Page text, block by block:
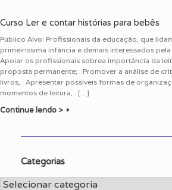
Curso Ler e contar histórias para bebês
Público Alvo: Profissionais da educação, que
primeiríssima infância e demais interessados
Apoiar os profissionais sobrea importância da
proposta permanente; . Promover a análise de
livros, . Apresentar possíveis formas de
momentos de leitura, . […]
Continue lendo >
Categorias
Categorias